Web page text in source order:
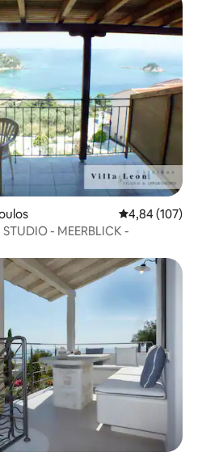
4,84 (107)
- MEERBLICK -